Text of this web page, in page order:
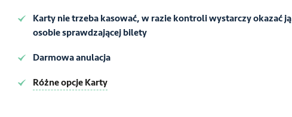
Karty nie trzeba kasować, w razie kontroli wystarczy okazać ją
osobie sprawdzającej bilety
Darmowa anulacja
Różne opcje Karty